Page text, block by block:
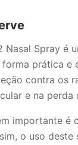
Nasal Spray é
prática e
contra os
e na
importante é
o uso